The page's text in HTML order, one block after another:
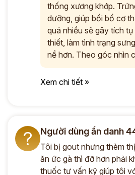
thống xương khớp.
dưỡng, giúp bồi bổ cơ
quá nhiều sẽ gây tích
thiết, làm tình trạng
nề hơn. Theo góc nhìn
Xem chi tiết »
? Người dùng ẩn danh
Tôi bị gout nhưng thèm
ăn ức gà thì đỡ hơn phải
thuốc tư vấn kỹ giúp tôi